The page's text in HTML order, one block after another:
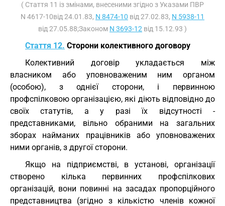
( Стаття 11 із змінами, внесеними згідно з Указами ПВР
N 4617-10від 24.01.83, N 8474-10 від 27.02.83, N 5938-11
від 27.05.88;Законом N 3693-12 від 15.12.93 )
Стаття 12. Сторони колективного договору
Колективний договір укладається між
власником або уповноваженим ним органом
(особою), з однієї сторони, і первинною
профспілковою організацією, які діють відповідно до
своїх статутів, а у разі їх відсутності -
представниками, вільно обраними на загальних
зборах найманих працівників або уповноважених
ними органів, з другої сторони.
Якщо на підприємстві, в установі, організації
створено кілька первинних профспілкових
організацій, вони повинні на засадах пропорційного
представництва (згідно з кількістю членів кожної